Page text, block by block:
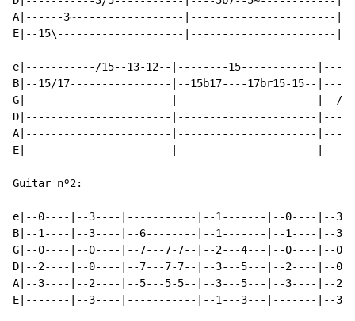
A|------3~-----------------|-----------------------
E|--15\--------------------|-----------------------
e|-----------/15--13-12--|--------15------------
B|--15/17----------------|--15b17----17br15-15--
G|-----------------------|----------------------|--/
D|-----------------------|----------------------
A|-----------------------|----------------------
E|-----------------------|----------------------
Guitar nº2:
e|--0----|--3----|-----------|--1-------|--0----|--
B|--1----|--3----|--6--------|--1-------|--1----|--
G|--0----|--0----|--7---7-7--|--2---4---|--0----|--
D|--2----|--0----|--7---7-7--|--3---5---|--2----|--
A|--3----|--2----|--5---5-5--|--3---5---|--3----|--
E|-------|--3----|-----------|--1---3---|-------|--